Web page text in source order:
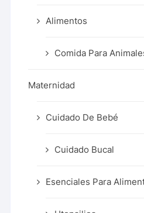
Alimentos
Comida Para
Maternidad
Cuidado De Bebé
Cuidado Bucal
Esenciales Para